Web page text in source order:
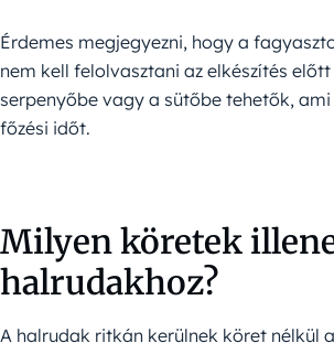
Érdemes megjegyezni, hogy a
nem kell felolvasztani az elkészítés előtt
serpenyőbe vagy a sütőbe tehetők,
főzési időt.
Milyen köretek
halrudakhoz?
A halrudak ritkán kerülnek köret nélkül